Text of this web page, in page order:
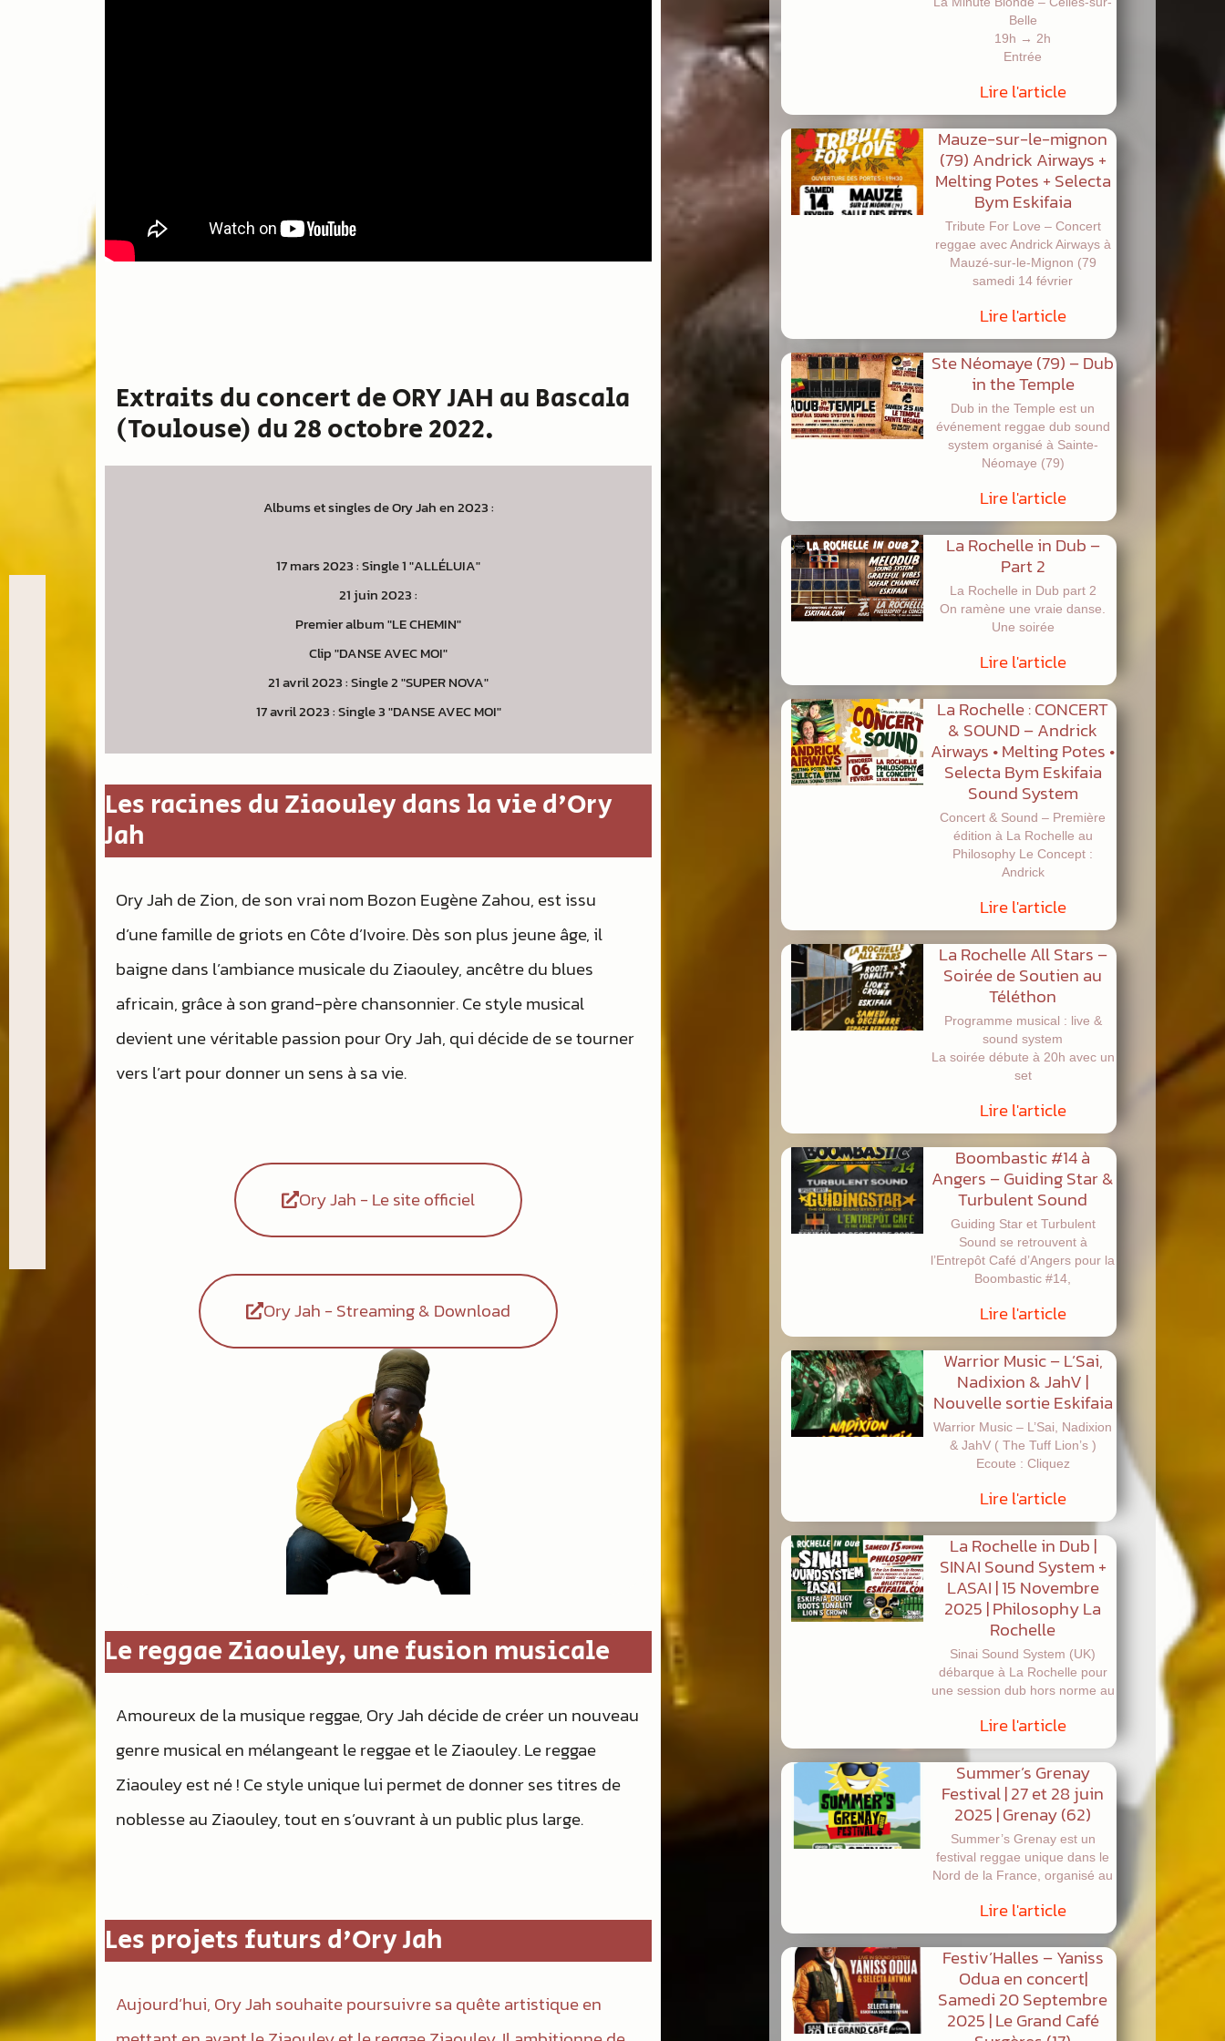
Extraits du concert de ORY JAH au Bascala
(Toulouse) du 28 octobre 2022.
Albums et singles de Ory Jah en 2023 :
17 mars 2023 : Single 1 "ALLÉLUIA"
21 juin 2023 :
Premier album "LE CHEMIN"
Clip "DANSE AVEC MOI"
21 avril 2023 : Single 2 "SUPER NOVA"
17 avril 2023 : Single 3 "DANSE AVEC MOI"
Les racines du Ziaouley dans la vie d'Ory
Jah
Ory Jah de Zion, de son vrai nom Bozon Eugène Zahou, est issu
d’une famille de griots en Côte d’Ivoire. Dès son plus jeune âge, il
baigne dans l’ambiance musicale du Ziaouley, ancêtre du blues
africain, grâce à son grand-père chansonnier. Ce style musical
devient une véritable passion pour Ory Jah, qui décide de se tourner
vers l’art pour donner un sens à sa vie.
Ory Jah - Le site officiel
Ory Jah - Streaming & Download
Le reggae Ziaouley, une fusion musicale
Amoureux de la musique reggae, Ory Jah décide de créer un nouveau
genre musical en mélangeant le reggae et le Ziaouley. Le reggae
Ziaouley est né ! Ce style unique lui permet de donner ses titres de
noblesse au Ziaouley, tout en s’ouvrant à un public plus large.
Les projets futurs d'Ory Jah
Aujourd’hui, Ory Jah souhaite poursuivre sa quête artistique en
Belle
19h → 2h
Entrée
Lire l'article
Mauze-sur-le-mignon
(79) Andrick Airways +
Melting Potes + Selecta
Bym Eskifaia
Tribute For Love – Concert
reggae avec Andrick Airways à
Mauzé-sur-le-Mignon (79
samedi 14 février
Lire l'article
Ste Néomaye (79) – Dub
in the Temple
Dub in the Temple est un
événement reggae dub sound
system organisé à Sainte-
Néomaye (79)
Lire l'article
La Rochelle in Dub –
Part 2
La Rochelle in Dub part 2
On ramène une vraie danse.
Une soirée
Lire l'article
La Rochelle : CONCERT
& SOUND – Andrick
Airways • Melting Potes •
Selecta Bym Eskifaia
Sound System
Concert & Sound – Première
édition à La Rochelle au
Philosophy Le Concept :
Andrick
Lire l'article
La Rochelle All Stars –
Soirée de Soutien au
Téléthon
Programme musical : live &
sound system
La soirée débute à 20h avec un
set
Lire l'article
Boombastic #14 à
Angers – Guiding Star &
Turbulent Sound
Guiding Star et Turbulent
Sound se retrouvent à
l’Entrepôt Café d’Angers pour la
Boombastic #14,
Lire l'article
Warrior Music – L’Sai,
Nadixion & JahV |
Nouvelle sortie Eskifaia
Warrior Music – L’Sai, Nadixion
& JahV ( The Tuff Lion’s )
Ecoute : Cliquez
Lire l'article
La Rochelle in Dub |
SINAI Sound System +
LASAI | 15 Novembre
2025 | Philosophy La
Rochelle
Sinai Sound System (UK)
débarque à La Rochelle pour
une session dub hors norme au
Lire l'article
Summer’s Grenay
Festival | 27 et 28 juin
2025 | Grenay (62)
Summer’s Grenay est un
festival reggae unique dans le
Nord de la France, organisé au
Lire l'article
Festiv’Halles – Yaniss
Odua en concert|
Samedi 20 Septembre
2025 | Le Grand Café